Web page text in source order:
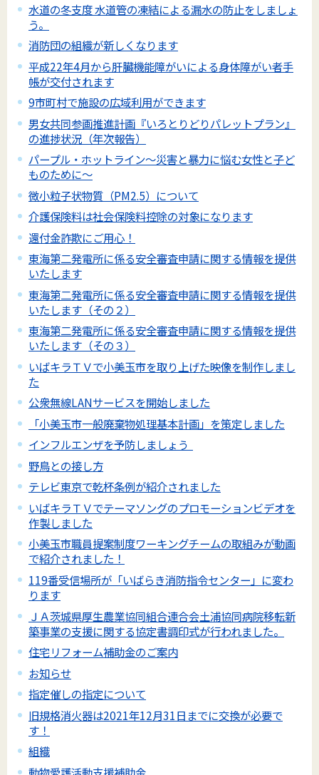
水道の冬支度 水道管の凍結による漏水の防止をしましょ
う。
消防団の組織が新しくなります
平成22年4月から肝臓機能障がいによる身体障がい者手
帳が交付されます
9市町村で施設の広域利用ができます
男女共同参画推進計画『いろとりどりパレットプラン』
の進捗状況（年次報告）
パープル・ホットライン～災害と暴力に悩む女性と子ど
ものために～
微小粒子状物質（PM2.5）について
介護保険料は社会保険料控除の対象になります
還付金詐欺にご用心！
東海第二発電所に係る安全審査申請に関する情報を提供
いたします
東海第二発電所に係る安全審査申請に関する情報を提供
いたします（その２）
東海第二発電所に係る安全審査申請に関する情報を提供
いたします（その３）
いばキラＴＶで小美玉市を取り上げた映像を制作しまし
た
公衆無線LANサービスを開始しました
「小美玉市一般廃棄物処理基本計画」を策定しました
インフルエンザを予防しましょう
野鳥との接し方
テレビ東京で乾杯条例が紹介されました
いばキラＴＶでテーマソングのプロモーションビデオを
作製しました
小美玉市職員提案制度ワーキングチームの取組みが動画
で紹介されました！
119番受信場所が「いばらき消防指令センター」に変わ
ります
ＪＡ茨城県厚生農業協同組合連合会土浦協同病院移転新
築事業の支援に関する協定書調印式が行われました。
住宅リフォーム補助金のご案内
お知らせ
指定催しの指定について
旧規格消火器は2021年12月31日までに交換が必要で
す！
組織
動物愛護活動支援補助金